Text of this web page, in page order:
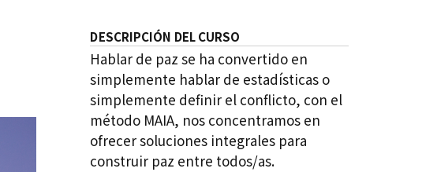
DESCRIPCIÓN DEL CURSO
Hablar de paz se ha convertido en
simplemente hablar de estadísticas o
simplemente definir el conflicto, con el
método MAIA, nos concentramos en
ofrecer soluciones integrales para
construir paz entre todos/as.